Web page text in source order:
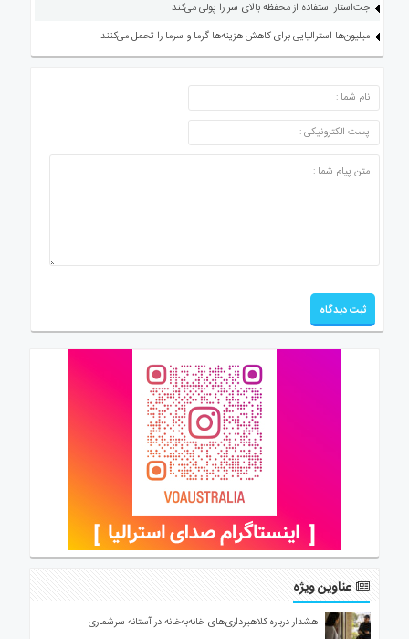
جت‌استار استفاده از محفظه بالای سر را پولی می‌کند
میلیون‌ها استرالیایی برای کاهش هزینه‌ها گرما و سرما را تحمل می‌کنند
ارسال دیدگاه
عناوین ویژه
هشدار درباره کلاهبرداری‌های خانه‌به‌خانه در آستانه سرشماری